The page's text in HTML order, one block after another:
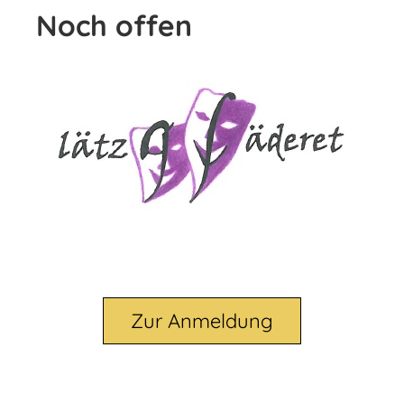
Noch offen
Zur Anmeldung